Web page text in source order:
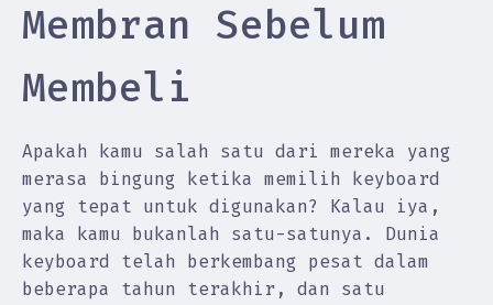
Membran Sebelum
Membeli
Apakah kamu salah satu dari mereka yang
merasa bingung ketika memilih keyboard
yang tepat untuk digunakan? Kalau iya,
maka kamu bukanlah satu-satunya. Dunia
keyboard telah berkembang pesat dalam
beberapa tahun terakhir, dan satu